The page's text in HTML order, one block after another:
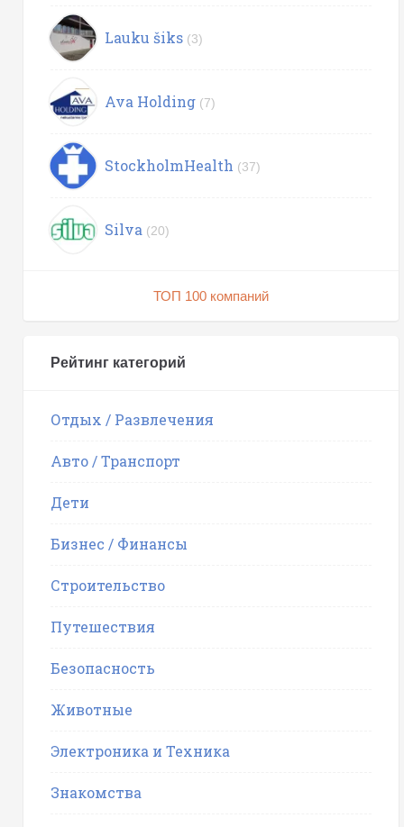
Lauku šiks (3)
Ava Holding (7)
StockholmHealth (37)
Silva (20)
ТОП 100 компаний
Рейтинг категорий
Отдых / Развлечения
Авто / Транспорт
Дети
Бизнес / Финансы
Строительство
Путешествия
Безопасность
Животные
Электроника и Техника
Знакомства